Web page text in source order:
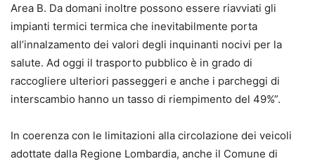
Area B. Da domani inoltre possono essere riavviati gli
impianti termici termica che inevitabilmente porta
all’innalzamento dei valori degli inquinanti nocivi per la
salute. Ad oggi il trasporto pubblico è in grado di
raccogliere ulteriori passeggeri e anche i parcheggi di
interscambio hanno un tasso di riempimento del 49%”.
In coerenza con le limitazioni alla circolazione dei veicoli
adottate dalla Regione Lombardia, anche il Comune di